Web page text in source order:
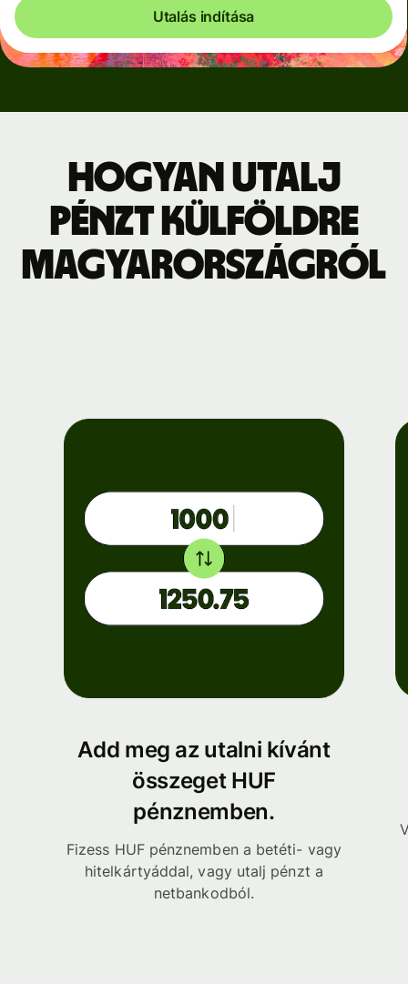
Utalás indítása
Hogyan utalj
pénzt külföldre
Magyarországról
Add meg az utalni kívánt
összeget HUF
pénznemben.
Fizess HUF pénznemben a betéti- vagy
hitelkártyáddal, vagy utalj pénzt a
netbankodból.